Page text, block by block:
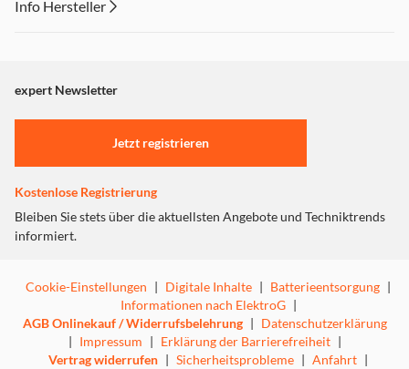
Info Hersteller
"Marketing".
Einstellungen anpassen
expert Newsletter
Jetzt registrieren
Kostenlose Registrierung
Bleiben Sie stets über die aktuellsten Angebote und Techniktrends
informiert.
Cookie-Einstellungen | Digitale Inhalte | Batterieentsorgung |
Informationen nach ElektroG |
AGB Onlinekauf / Widerrufsbelehrung | Datenschutzerklärung
| Impressum | Erklärung der Barrierefreiheit |
Vertrag widerrufen | Sicherheitsprobleme | Anfahrt |